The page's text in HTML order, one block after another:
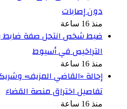
دون إصابات
منذ 16 ساعة
ضبط شخص انتحل صفة ضابط
التراخيص في أسيوط
منذ 16 ساعة
إحالة «القاضي المزيف»
تفاصيل اختراق منصة القضاء
منذ 16 ساعة